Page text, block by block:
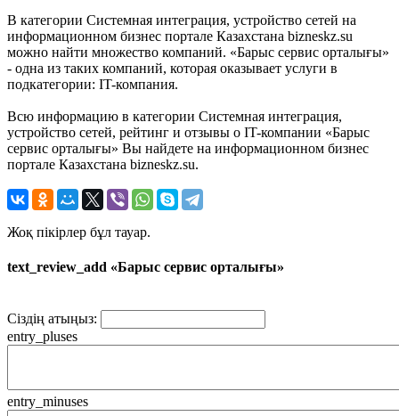
В категории Системная интеграция, устройство сетей на
информационном бизнес портале Казахстана bizneskz.su
можно найти множество компаний. «Барыс сервис орталығы»
- одна из таких компаний, которая оказывает услуги в
подкатегории: IT-компания.
Всю информацию в категории Системная интеграция,
устройство сетей, рейтинг и отзывы о IT-компании «Барыс
сервис орталығы» Вы найдете на информационном бизнес
портале Казахстана bizneskz.su.
Жоқ пікірлер бұл тауар.
text_review_add «Барыс сервис орталығы»
Сіздің атыңыз:
entry_pluses
entry_minuses